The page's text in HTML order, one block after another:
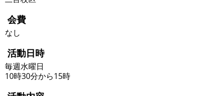
会費
なし
活動日時
毎週水曜日
10時30分から15時